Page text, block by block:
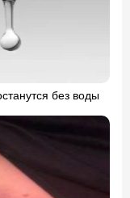
без воды